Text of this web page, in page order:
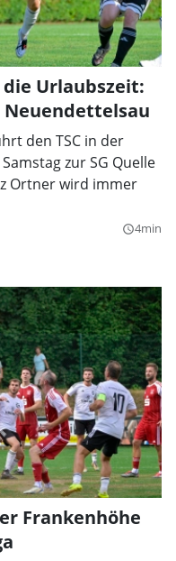
Urlaubszeit:
Neuendettelsau
den TSC in der
zur SG Quelle
Ortner wird immer
query_builder4min
Frankenhöhe